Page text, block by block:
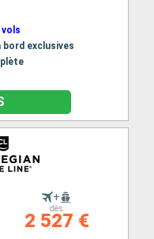
exclusives
+
dès
2 527 €